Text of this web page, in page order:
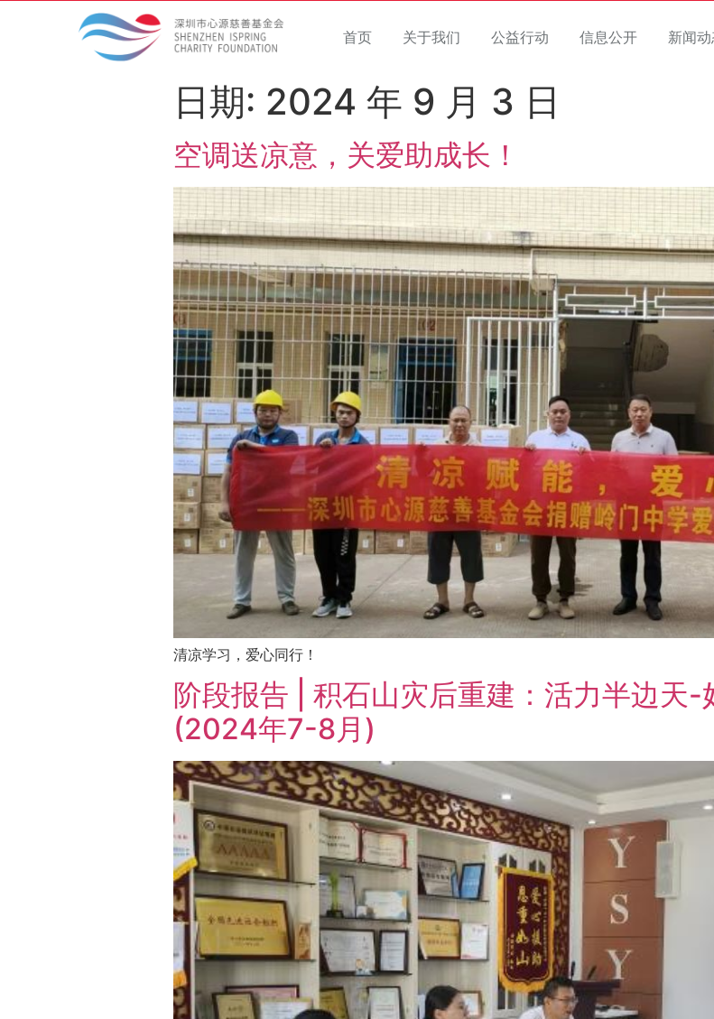
首页 关于我们 公益行动 信息公开 新闻动
日期: 2024 年 9 月 3 日
空调送凉意，关爱助成长！
清凉学习，爱心同行！
阶段报告 | 积石山灾后重建：活力半边天
(2024年7-8月)